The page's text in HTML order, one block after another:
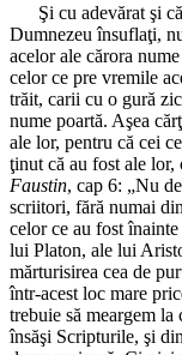
Şi cu adevărat şi
Dumnezeu însuflaţi,
acelor ale cărora
celor ce pre vremile
trăit, carii cu o gură
nume poartă. Aşea
ale lor, pentru că cei
ţinut că au fost ale lor,
Faustin, cap 6: „Nu
scriitori, fără numai
celor ce au fost
lui Platon, ale lui
mărturisirea cea de
într-acest loc mare
trebuie să meargem
însăşi Scripturile, şi